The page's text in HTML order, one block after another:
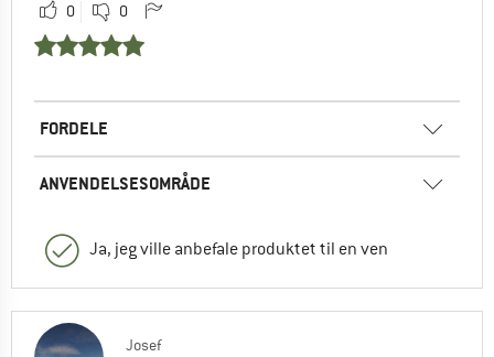
0 0
FORDELE
ANVENDELSESOMRÅDE
Ja, jeg ville anbefale produktet til en ven
Josef